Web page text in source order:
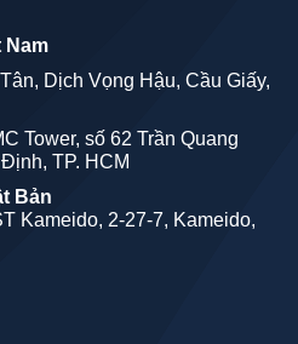
Nam
Dịch Vọng Hậu, Cầu Giấy,
Tower, số 62 Trần Quang
TP. HCM
Bản
Kameido, 2-27-7, Kameido,